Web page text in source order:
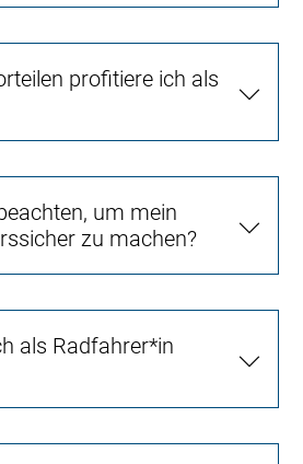
profitiere ich als
um mein
zu machen?
als Radfahrer*in